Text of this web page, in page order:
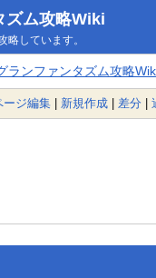
ズム攻略Wiki
略しています。
ランファンタズム攻略
ージ編集 | 新規作成 | 差分 |